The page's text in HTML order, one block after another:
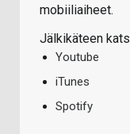
mobiiliaiheet.
Jälkikäteen
Youtube
iTunes
Spotify